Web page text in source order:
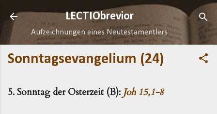
Direkt zum Hauptbereich
LECTIObrevior
Aufzeichnungen eines Neutestamentlers
Sonntagsevangelium (24)
5. Sonntag der Osterzeit (B): Joh 15,1-8